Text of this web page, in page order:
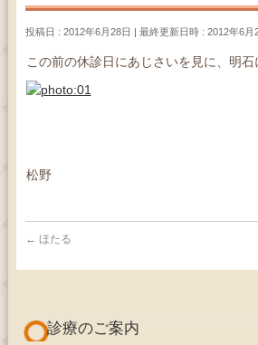
投稿日 : 2012年6月28日 最終更新日時 : 2012年6月
この前の休診日にあじさいを見に、明石
松野
← ほたる
診療のご案内